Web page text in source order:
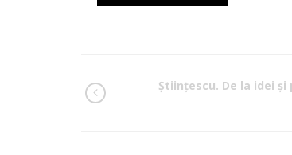
Științescu. De la idei și